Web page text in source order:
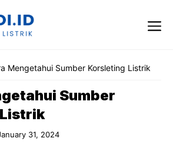
Mengetahui Sumber Korsleting Listrik
Sumber
31, 2024